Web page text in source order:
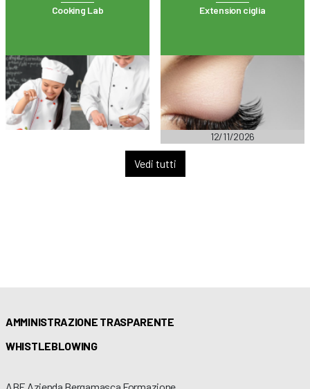
Cooking Lab Extension ciglia
12/11/2026
Vedi tutti
AMMINISTRAZIONE TRASPARENTE
WHISTLEBLOWING